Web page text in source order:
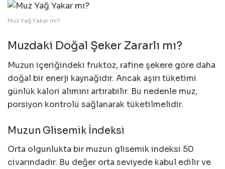
Muz Yağ Yakar mı?
Muzdaki Doğal Şeker Zararlı mı?
Muzun içeriğindeki fruktoz, rafine şekere göre daha
doğal bir enerji kaynağıdır. Ancak aşırı tüketimi
günlük kalori alımını artırabilir. Bu nedenle muz,
porsiyon kontrolü sağlanarak tüketilmelidir.
Muzun Glisemik İndeksi
Orta olgunlukta bir muzun glisemik indeksi 50
civarındadır. Bu değer orta seviyede kabul edilir ve